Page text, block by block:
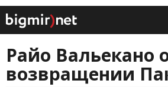
Райо Вальекано
возвращении